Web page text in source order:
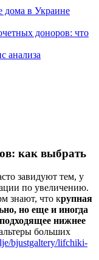
дома в Украине
доноров: что
анализа
как выбрать
завидуют тем, у
по увеличению.
знают, что крупная
но еще и иногда
нижнее
больших
bjustgaltery/lifchiki-